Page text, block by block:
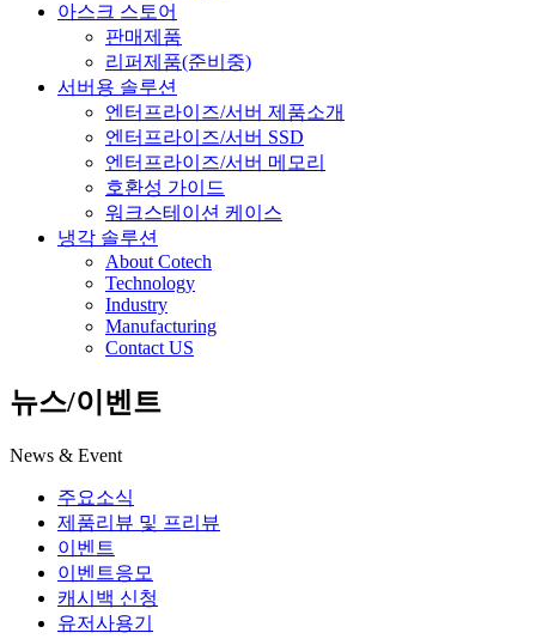
아스크 스토어
판매제품
리퍼제품(준비중)
서버용 솔루션
엔터프라이즈/서버 제품소개
엔터프라이즈/서버 SSD
엔터프라이즈/서버 메모리
호환성 가이드
워크스테이션 케이스
냉각 솔루션
About Cotech
Technology
Industry
Manufacturing
Contact US
뉴스/이벤트
News & Event
주요소식
제품리뷰 및 프리뷰
이벤트
이벤트응모
캐시백 신청
유저사용기